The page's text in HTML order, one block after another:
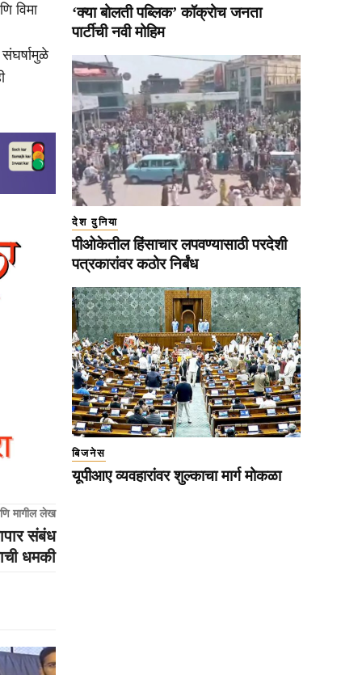
विमा
मागील लेख
संबंध
धमकी
‘क्या बोलती पब्लिक’ कॉक्रोच जनता
पार्टीची नवी मोहिम
देश दुनिया
पीओकेतील हिंसाचार लपवण्यासाठी परदेशी
पत्रकारांवर कठोर निर्बंध
बिजनेस
यूपीआए व्यवहारांवर शुल्काचा मार्ग मोकळा